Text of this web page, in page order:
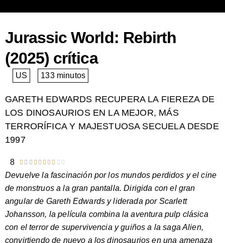
Jurassic World: Rebirth
(2025) crítica
US 133 minutos
GARETH EDWARDS RECUPERA LA FIEREZA DE
LOS DINOSAURIOS EN LA MEJOR, MÁS
TERRORÍFICA Y MAJESTUOSA SECUELA DESDE
1997
8          Valorado
con
8
de
10
Devuelve la fascinación por los mundos perdidos y el cine
de monstruos a la gran pantalla. Dirigida con el gran
angular de Gareth Edwards y liderada por Scarlett
Johansson, la película combina la aventura pulp clásica
con el terror de supervivencia y guiños a la saga Alien,
convirtiendo de nuevo a los dinosaurios en una amenaza